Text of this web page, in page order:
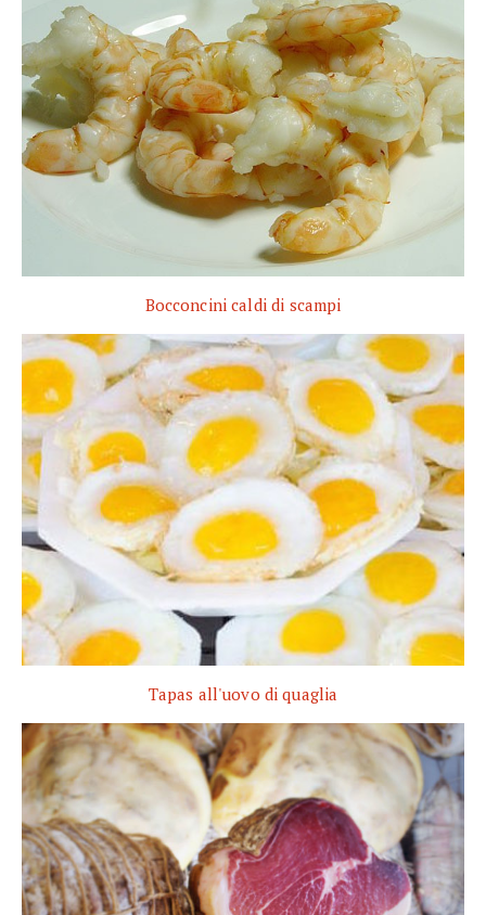
Bocconcini caldi di scampi
Tapas all'uovo di quaglia